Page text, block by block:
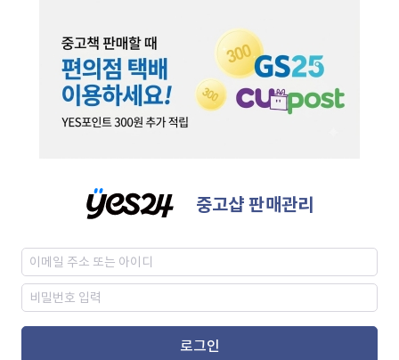
중고샵 판매관리
로그인